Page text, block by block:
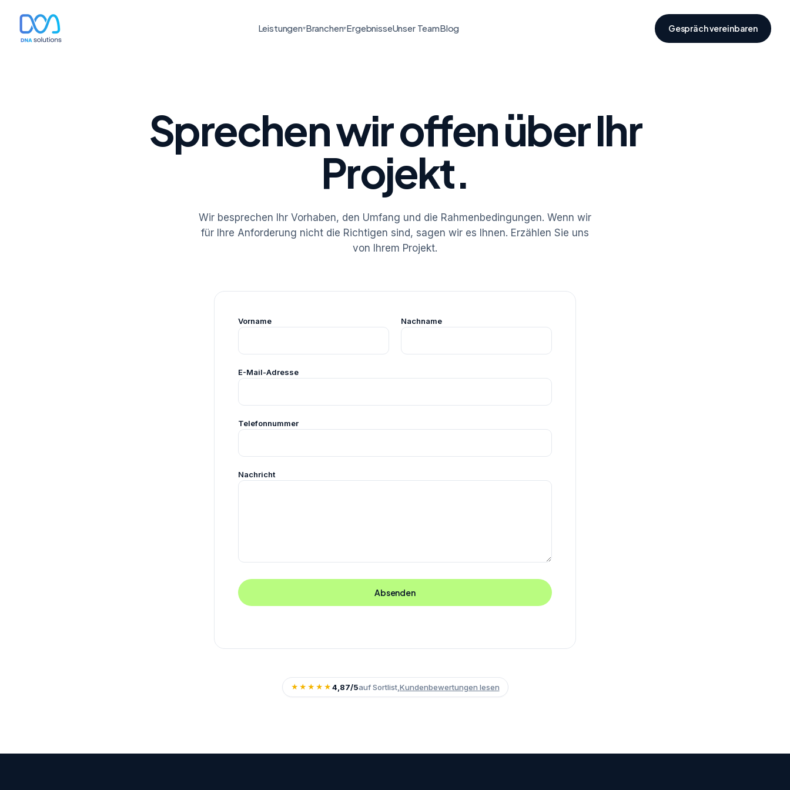
Leistungen▾Branchen▾ErgebnisseUnser TeamBlog Gespräch vereinbaren
Sprechen wir offen über Ihr
Projekt.
Wir besprechen Ihr Vorhaben, den Umfang und die Rahmenbedingungen. Wenn wir
für Ihre Anforderung nicht die Richtigen sind, sagen wir es Ihnen. Erzählen Sie uns
von Ihrem Projekt.
Vorname Nachname
E-Mail-Adresse
Telefonnummer
Nachricht
Absenden
★★★★★ 4,87/5auf Sortlist, Kundenbewertungen lesen